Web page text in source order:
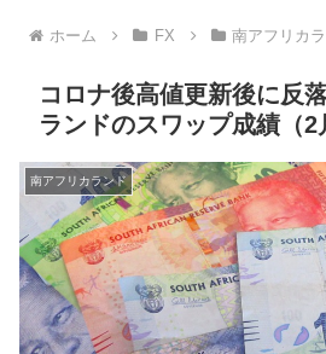
ホーム FX 南アフリカ
コロナ後高値更新後に
ランドのスワップ成績（2
南アフリカランド